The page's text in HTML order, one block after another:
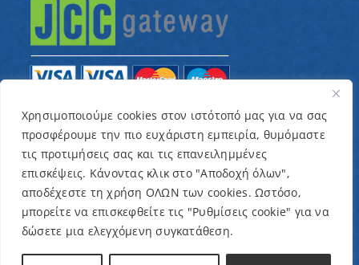
Χρησιμοποιούμε cookies στον ιστότοπό μας για να σας
προσφέρουμε την πιο ευχάριστη εμπειρία, θυμόμαστε
τις προτιμήσεις σας και τις επανειλημμένες
επισκέψεις. Κάνοντας κλικ στο "Αποδοχή όλων",
αποδέχεστε τη χρήση ΟΛΩΝ των cookies. Ωστόσο,
μπορείτε να επισκεφθείτε τις "Ρυθμίσεις cookie" για να
δώσετε μια ελεγχόμενη συγκατάθεση.
© Copyright 2022 – Παγκύπριος Σύνδεσμος για
παιδιά με καρκίνο και συναφείς παθήσεις «Ένα
Όνειρο Μια Ευχή» / Designed & Developed byNETinfo
Plc